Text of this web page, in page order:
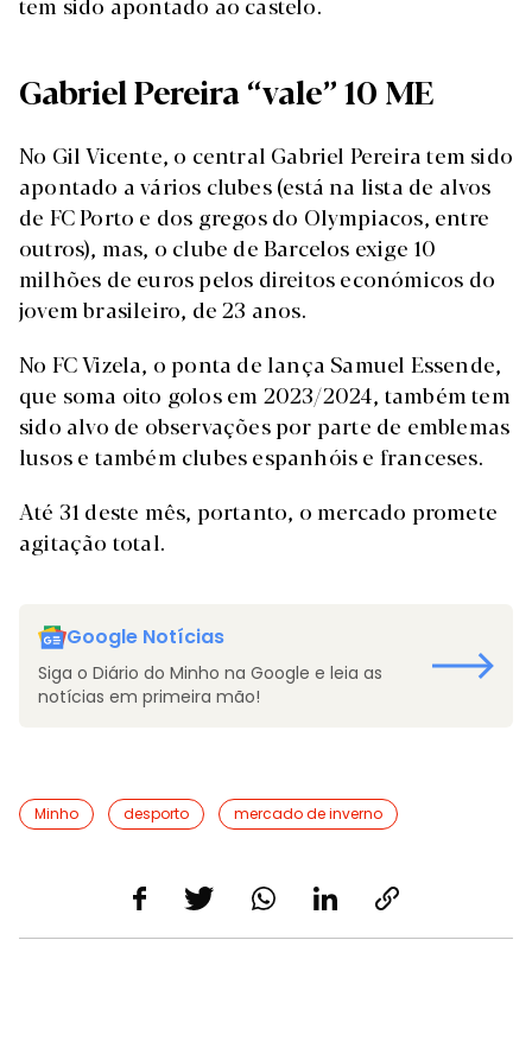
Gabriel Pereira “vale” 10 ME
No Gil Vicente, o central Gabriel Pereira tem sido
apontado a vários clubes (está na lista de alvos
de FC Porto e dos gregos do Olympiacos, entre
outros), mas, o clube de Barcelos exige 10
milhões de euros pelos direitos económicos do
jovem brasileiro, de 23 anos.
No FC Vizela, o ponta de lança Samuel Essende,
que soma oito golos em 2023/2024, também tem
sido alvo de observações por parte de emblemas
lusos e também clubes espanhóis e franceses.
Até 31 deste mês, portanto, o mercado promete
agitação total.
Google Notícias
Siga o Diário do Minho na Google e leia as
notícias em primeira mão!
Minho desporto mercado de inverno